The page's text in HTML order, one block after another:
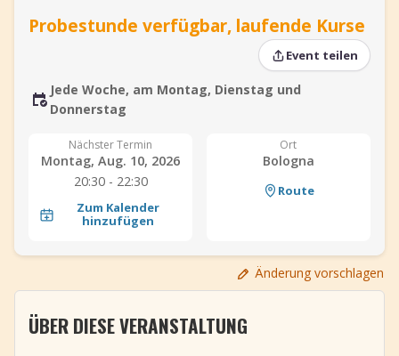
TuneTempo
Probestunde verfügbar, laufende Kurse
Event teilen
Jede Woche, am Montag, Dienstag und
Donnerstag
Nächster Termin
Montag, Aug. 10, 2026
20:30 - 22:30
Zum Kalender
hinzufügen
Ort
Bologna
Route
Änderung vorschlagen
ÜBER DIESE VERANSTALTUNG